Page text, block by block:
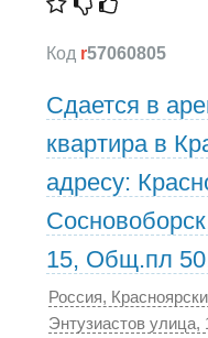
Код r57060805
Сдается в
квартира в
адресу:
15, Общ.пл
Россия,
Энтузиастов улица,